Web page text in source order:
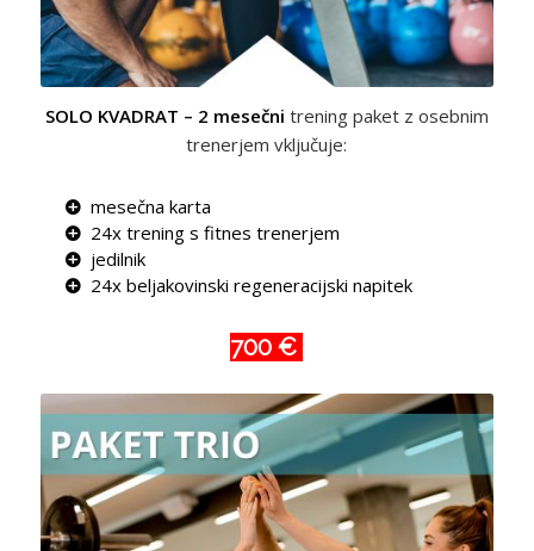
SOLO KVADRAT – 2 mesečni trening paket z osebnim
trenerjem vključuje:
mesečna karta
24x trening s fitnes trenerjem
jedilnik
24x beljakovinski regeneracijski napitek
700 €